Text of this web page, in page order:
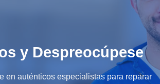
y Despreocúpese
en auténticos especialistas para reparar